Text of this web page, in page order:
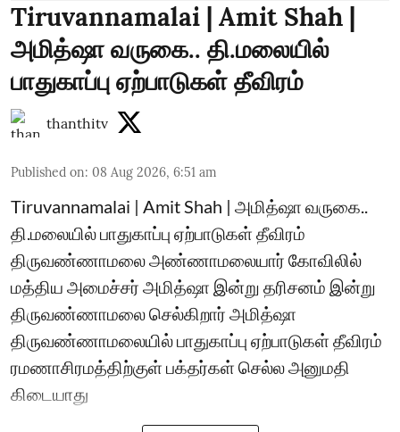
Tiruvannamalai | Amit Shah |
அமித்ஷா வருகை.. தி.மலையில்
பாதுகாப்பு ஏற்பாடுகள் தீவிரம்
thanthitv
Published on: 08 Aug 2026, 6:51 am
Tiruvannamalai | Amit Shah | அமித்ஷா வருகை..
தி.மலையில் பாதுகாப்பு ஏற்பாடுகள் தீவிரம்
திருவண்ணாமலை அண்ணாமலையார் கோவிலில்
மத்திய அமைச்சர் அமித்ஷா இன்று தரிசனம் இன்று
திருவண்ணாமலை செல்கிறார் அமித்ஷா
திருவண்ணாமலையில் பாதுகாப்பு ஏற்பாடுகள் தீவிரம்
ரமணாசிரமத்திற்குள் பக்தர்கள் செல்ல அனுமதி
கிடையாது